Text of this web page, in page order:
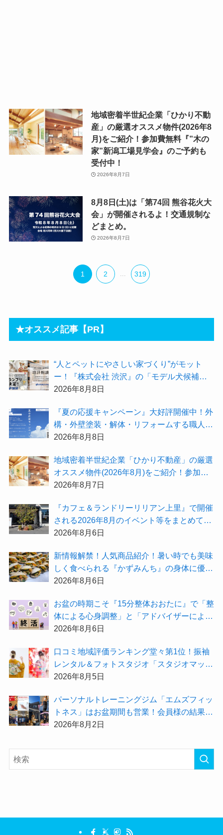
地域密着半世紀企業「ひかり不動
産」の厳選オススメ物件(2026年8
月)をご紹介！参加費無料『”木の
家”新潟工場見学会』のご予約も
受付中！
2026年8月7日
8月8日(土)は「第74回 熊谷花火大
会」が開催されるよ！交通規制な
どまとめ。
2026年8月7日
1 2 ... 319
★オススメ記事【PR】
“人とペットにやさしい家づくり”がモット
ー！『株式会社 渋沢』の「モデル犬候補」
が選出されました★『テーマ別 住宅相談
2026年8月8日
『夏の応援キャンペーン』大好評開催中！外
構・外壁塗装・解体・リフォームする職人を
探すなら『街の職人さん.com』がオススメ
2026年8月8日
地域密着半世紀企業「ひかり不動産」の厳選
オススメ物件(2026年8月)をご紹介！参加費
無料『”木の家”新潟工場見学会』のご予約も
2026年8月7日
『カフェ＆ランドリーリリアン上里』で開催
される2026年8月のイベント等をまとめてご
紹介！
2026年8月6日
新情報解禁！人気商品紹介！暑い時でも美味
しく食べられる『かずみんち』の身体に優し
い天然酵母手作り減塩パンを召し上がれ♪
2026年8月6日
お盆の時期こそ『15分整体おおたに』で「整
体による心身調整」と「アドバイザーによる
身辺整理の準備」をしてみませんか？
2026年8月6日
⼝コミ地域評価ランキング堂々第1位！振袖
レンタル＆フォトスタジオ「スタジオマック
ス」がお得な『2026年8月限定キャンペー
2026年8月5日
パーソナルトレーニングジム「エムズフィッ
トネス」はお盆期間も営業！会員様の結果を
大公開★
2026年8月2日